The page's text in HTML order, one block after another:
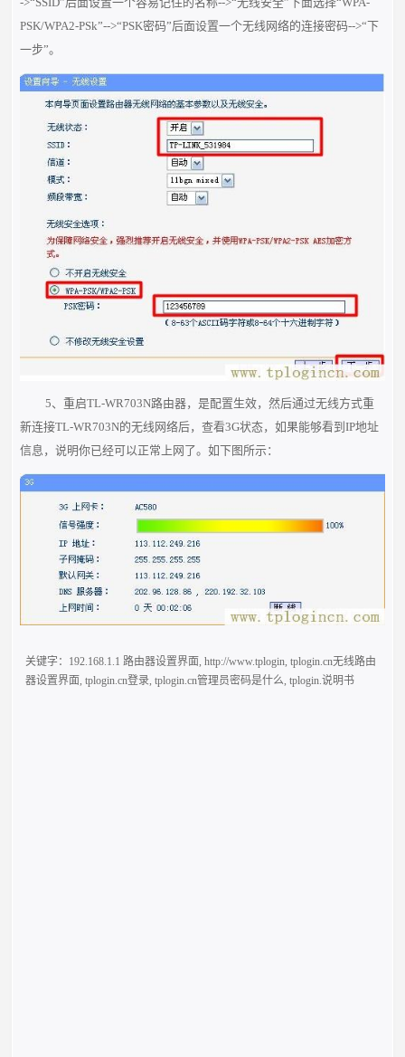
PSK/WPA2-PSk”-->“PSK密码”后面设置一个无线网络的连接密码-->“下
一步”。
5、重启TL-WR703N路由器，是配置生效，然后通过无线方式重
新连接TL-WR703N的无线网络后，查看3G状态，如果能够看到IP地址
信息，说明你已经可以正常上网了。如下图所示：
关键字： 192.168.1.1 路由器设置界面 ,http://www.tplogin ,tplogin.cn无线路由
器设置界面 ,tplogin.cn登录 ,tplogin.cn管理员密码是什么 ,tplogin.说明书